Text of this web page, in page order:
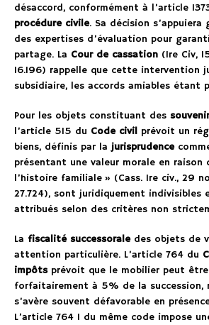
désaccord, conformément à l’article
procédure civile. Sa décision s’appuiera
des expertises d’évaluation pour
partage. La Cour de cassation (1re Civ,
16.196) rappelle que cette intervention
subsidiaire, les accords amiables étant
Pour les objets constituant des
l’article 515 du Code civil prévoit un
biens, définis par lajurisprudence
présentant une valeur morale en raison
l’histoire familiale » (Cass. 1re civ., 29
27.724), sont juridiquement
attribués selon des critères non
La fiscalité successoraledes objets de
attention particulière. L’article 764 du
impôtsprévoit que le mobilier peut
forfaitairement à 5% de la
s’avère souvent défavorable en
L’article 764 I du même code impose